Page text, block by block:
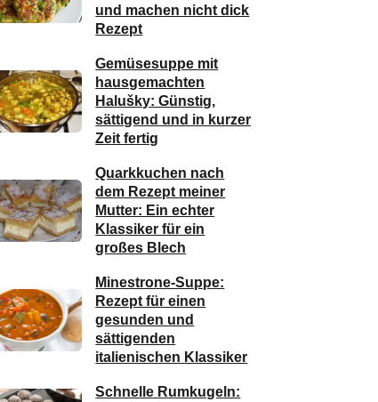
und machen nicht dick
Rezept
Gemüsesuppe mit
hausgemachten
Halušky: Günstig,
sättigend und in kurzer
Zeit fertig
Quarkkuchen nach
dem Rezept meiner
Mutter: Ein echter
Klassiker für ein
großes Blech
Minestrone-Suppe:
Rezept für einen
gesunden und
sättigenden
italienischen Klassiker
Schnelle Rumkugeln: